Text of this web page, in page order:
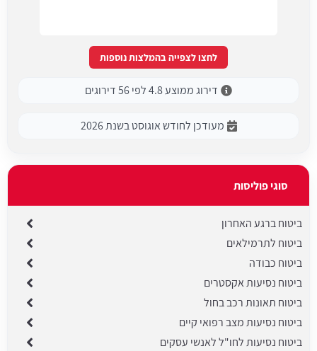
לחצו לצפייה בהמלצות נוספות
דירוג ממוצע 4.8 לפי 56 דירוגים
מעודכן לחודש אוגוסט בשנת 2026
סוגי פוליסות
ביטוח ברגע האחרון
ביטוח לתרמילאים
ביטוח כבודה
ביטוח נסיעות אקסטרים
ביטוח תאונות רכב בחול
ביטוח נסיעות מצב רפואי קיים
ביטוח נסיעות לחו"ל לאנשי עסקים